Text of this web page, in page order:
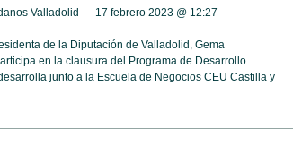
Valladolid — 17 febrero 2023 @ 12:27
de la Diputación de Valladolid, Gema
en la clausura del Programa de Desarrollo
junto a la Escuela de Negocios CEU Castilla y